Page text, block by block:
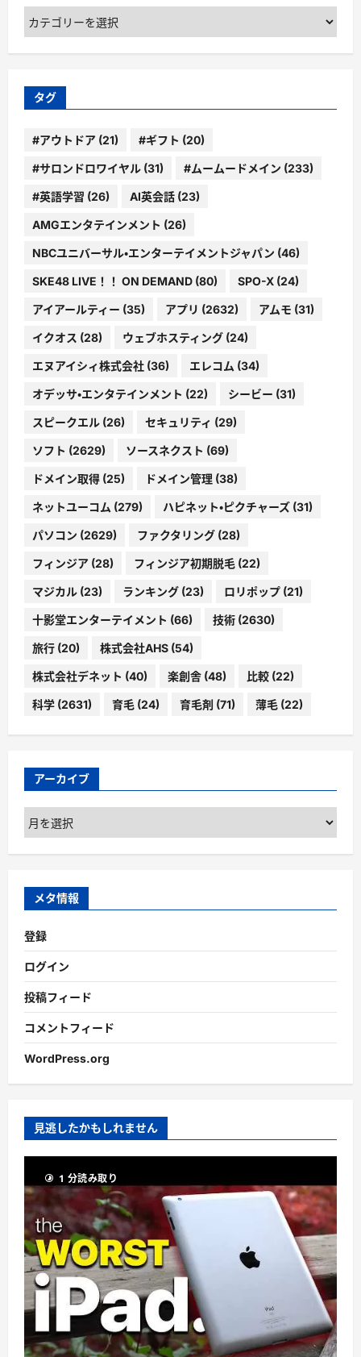
カ
テ
ゴ
ー
タグ
#アウトドア (21) #ギフト (20)
#サロンドロワイヤル (31) #ムームードメイン (233)
#英語学習 (26) AI英会話 (23)
AMGエンタテインメント (26)
NBCユニバーサル・エンターテイメントジャパン (46)
SKE48 LIVE！！ ON DEMAND (80) SPO-X (24)
アイアールティー (35) アプリ (2632) アムモ (31)
イクオス (28) ウェブホスティング (24)
エヌアイシィ株式会社 (36) エレコム (34)
オデッサ・エンタテインメント (22) シービー (31)
スピークエル (26) セキュリティ (29)
ソフト (2629) ソースネクスト (69)
ドメイン取得 (25) ドメイン管理 (38)
ネットユーコム (279) ハピネット・ピクチャーズ (31)
パソコン (2629) ファクタリング (28)
フィンジア (28) フィンジア初期脱毛 (22)
マジカル (23) ランキング (23) ロリポップ (21)
十影堂エンターテイメント (66) 技術 (2630)
旅行 (20) 株式会社AHS (54)
株式会社デネット (40) 楽創舎 (48) 比較 (22)
科学 (2631) 育毛 (24) 育毛剤 (71) 薄毛 (22)
アーカイブ
ア
ー
カ
ブ
メタ情報
登録
ログイン
投稿フィード
コメントフィード
WordPress.org
見逃したかもしれません
1 分読み取り